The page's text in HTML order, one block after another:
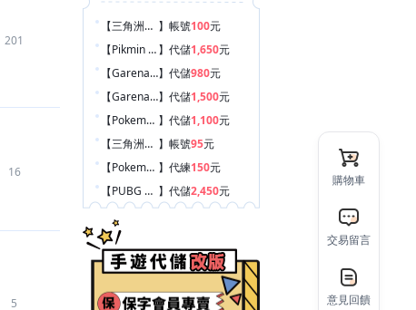
201
16
5
【三角洲行動 】 帳號100元
【Pikmin Bloom 皮克敏】 代儲1,650元
【Garena 傳說對決】 代儲980元
【Garena 傳說對決】 代儲1,500元
【Pokemon GO 】 代儲1,100元
【三角洲行動 】 帳號95元
【Pokemon GO 】 代練150元
【PUBG MOBILE：絕地求生 M 】 代儲2,450元
【三角洲行動 】 帳號100元
元
購物車
交易留言
意見回饋